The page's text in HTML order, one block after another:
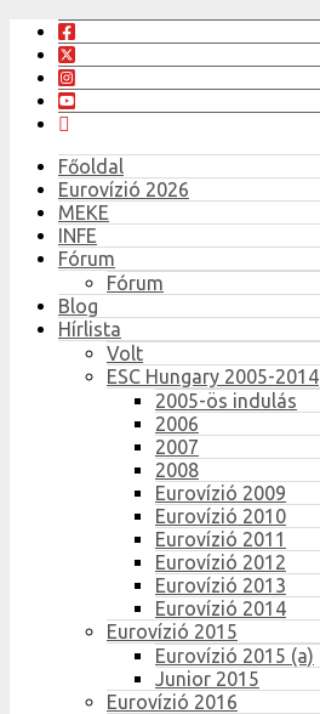
Főoldal
Eurovízió 2026
MEKE
INFE
Fórum
Fórum
Blog
Hírlista
Volt
ESC Hungary 2005-2014
2005-ös indulás
2006
2007
2008
Eurovízió 2009
Eurovízió 2010
Eurovízió 2011
Eurovízió 2012
Eurovízió 2013
Eurovízió 2014
Eurovízió 2015
Eurovízió 2015 (a)
Junior 2015
Eurovízió 2016